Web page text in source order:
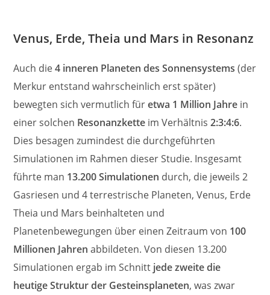
Venus, Erde, Theia und Mars in Resonanz
Auch die4 inneren Planeten des Sonnensystems (der
Merkur entstand wahrscheinlich erst später)
bewegten sich vermutlich füretwa 1 Million Jahre in
einer solchen Resonanzkette im Verhältnis2:3:4:6.
Dies besagen zumindest die durchgeführten
Simulationen im Rahmen dieser Studie. Insgesamt
führte man 13.200 Simulationen durch, die jeweils 2
Gasriesen und 4 terrestrische Planeten, Venus, Erde
Theia und Mars beinhalteten und
Planetenbewegungen über einen Zeitraum von 100
Millionen Jahren abbildeten. Von diesen 13.200
Simulationen ergab im Schnitt jede zweite die
heutige Struktur der Gesteinsplaneten, was zwar